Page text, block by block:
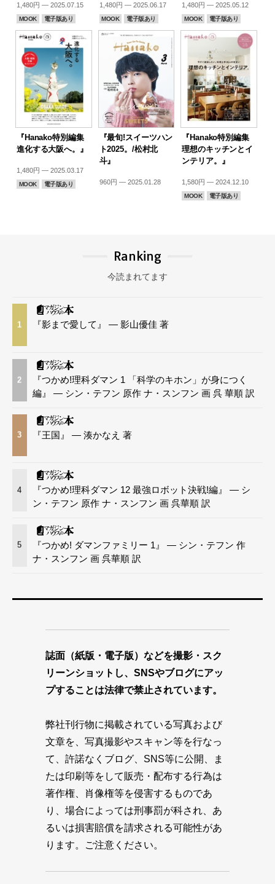
1,480円 — 2025.07.15
MOOK 電子版あり
1,480円 — 2025.06.17
MOOK 電子版あり
1,480円 — 2025.05.12
MOOK 電子版あり
『Hanako特別編集
進化する大阪へ。』
1,480円 — 2025.03.17
MOOK 電子版あり
『最旬!スイーツハン
ト2025。/松村北
斗』
960円 — 2025.01.28
『Hanako特別編集
理想のキッチンとイ
ンテリア。』
1,580円 — 2024.12.10
MOOK 電子版あり
Ranking
今読まれてます
1 『影まで愛して』 — 影山優佳 著
2
『つかめ!理科ダマン 1 「科学のキホン」が身につく
編』 — シン・テフン 原作 ナ・スンフン 画 呉 華順 訳
3 『王国』 — 湊かなえ 著
4
『つかめ!理科ダマン 12 最強ロボット決戦!編』 — シ
ン・テフン 原作 ナ・スンフン 画 呉華順 訳
5
『つかめ! ダマンファミリー 1』 — シン・テフン 作
ナ・スンフン 画 呉華順 訳
誌面（紙版・電子版）などを撮影・スク
リーンショットし、SNSやブログにアッ
プすることは法律で禁止されています。
弊社刊行物に掲載されている写真および
文章を、写真撮影やスキャン等を行なっ
て、許諾なくブログ、SNS等に公開、ま
たは印刷等をして販売・配布する行為は
著作権、肖像権等を侵害するものであ
り、場合によっては刑事罰が科され、あ
るいは損害賠償を請求される可能性があ
ります。ご注意ください。